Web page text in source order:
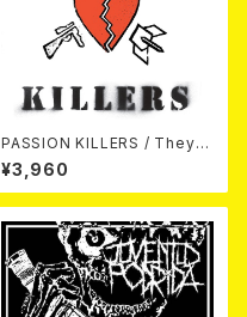
PASSION KILLERS / They K
ill Our Passion With Their
Hate And Wars LP
¥3,960